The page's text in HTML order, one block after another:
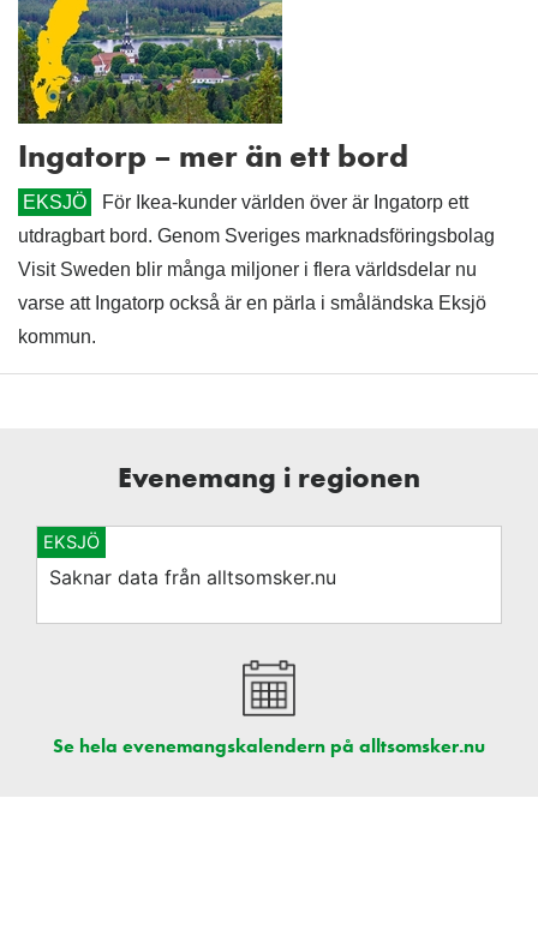
Ingatorp – mer än ett bord
EKSJÖ
För Ikea-kunder världen över är Ingatorp ett
utdragbart bord. Genom Sveriges marknadsföringsbolag
Visit Sweden blir många miljoner i flera världsdelar nu
varse att Ingatorp också är en pärla i småländska Eksjö
kommun.
Evenemang i regionen
EKSJÖ
Saknar data från alltsomsker.nu
Se hela evenemangskalendern på alltsomsker.nu